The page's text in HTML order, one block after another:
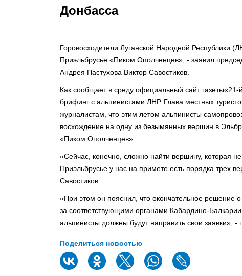
Донбасса
Горовосходители Луганской Народной Республики
Приэльбрусье «Пиком Ополченцев», - заявил
Андрея Пастухова Виктор Савостиков.
Как сообщает в среду официальный сайт
брифинг с альпинистами ЛНР. Глава местных
журналистам, что этим летом альпинисты
восхождение на одну из безымянных вершин в
«Пиком Ополченцев».
«Сейчас, конечно, сложно найти вершину, которая
Приэльбрусье у нас на примете есть порядка трех
Савостиков.
«При этом он пояснил, что окончательное решение
за соответствующими органами Кабардино-
альпинисты должны будут направить свои заявки», -
Поделиться новостью